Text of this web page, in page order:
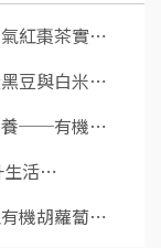
氣紅棗茶實⋯
豆與白米⋯
養──有機⋯
生活⋯
機胡蘿蔔⋯